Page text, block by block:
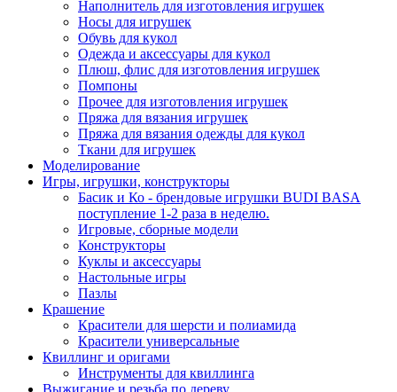
Наполнитель для изготовления игрушек
Носы для игрушек
Обувь для кукол
Одежда и аксессуары для кукол
Плюш, флис для изготовления игрушек
Помпоны
Прочее для изготовления игрушек
Пряжа для вязания игрушек
Пряжа для вязания одежды для кукол
Ткани для игрушек
Моделирование
Игры, игрушки, конструкторы
Басик и Ко - брендовые игрушки BUDI BASA
поступление 1-2 раза в неделю.
Игровые, сборные модели
Конструкторы
Куклы и аксессуары
Настольные игры
Пазлы
Крашение
Красители для шерсти и полиамида
Красители универсальные
Квиллинг и оригами
Инструменты для квиллинга
Выжигание и резьба по дереву